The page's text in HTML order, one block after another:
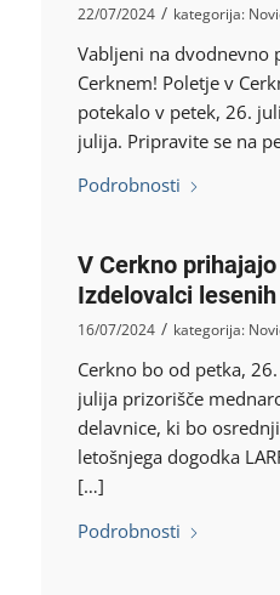
22/07/2024 / kategorija:
Vabljeni na dvodnevno
Cerknem! Poletje v
potekalo v petek, 26.
julija. Pripravite se na
Podrobnosti
V Cerkno
Izdelovalci
16/07/2024 / kategorija:
Cerkno bo od petka,
julija prizorišče
delavnice, ki bo
letošnjega dogodka
[…]
Podrobnosti